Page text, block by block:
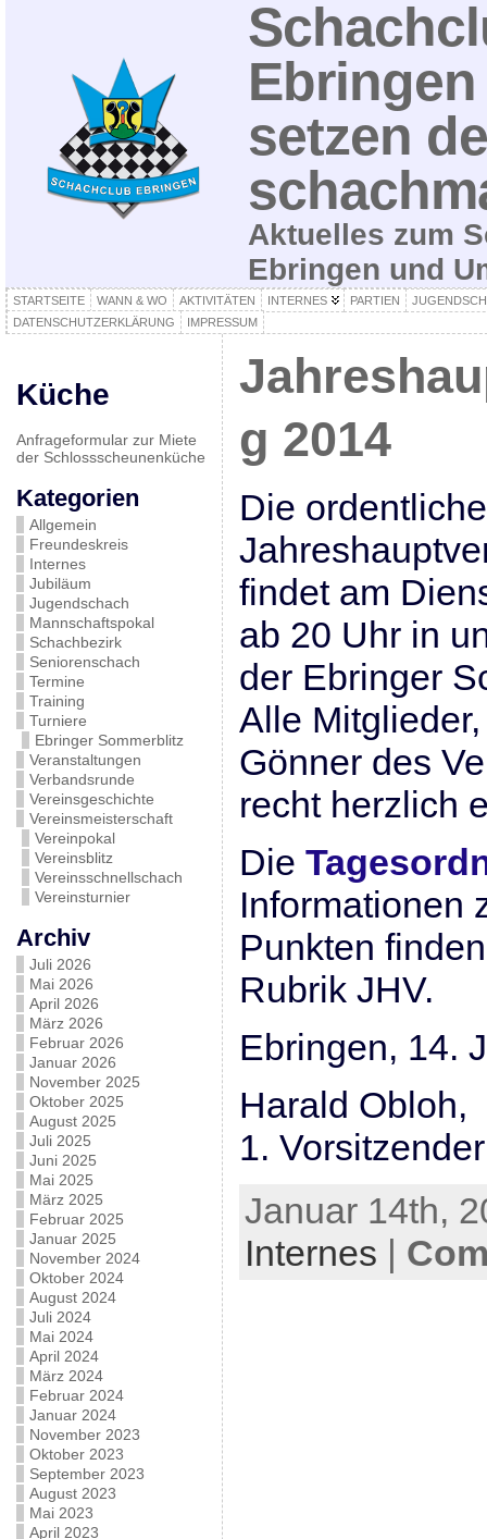
setzen
Aktuelles zum
Ebringen und
STARTSEITE WANN & WO AKTIVITÄTEN INTERNES PARTIEN
DATENSCHUTZERKLÄRUNG
IMPRESSUM
Küche
Anfrageformular zur Miete
der Schlossscheunenküche
Kategorien
Allgemein
Freundeskreis
Internes
Jubiläum
Jugendschach
Mannschaftspokal
Schachbezirk
Seniorenschach
Termine
Training
Turniere
Ebringer Sommerblitz
Veranstaltungen
Verbandsrunde
Vereinsgeschichte
Vereinsmeisterschaft
Vereinpokal
Vereinsblitz
Vereinsschnellschach
Vereinsturnier
Archiv
Juli 2026
Mai 2026
April 2026
März 2026
Februar 2026
Januar 2026
November 2025
Oktober 2025
August 2025
Juli 2025
Juni 2025
Mai 2025
März 2025
Februar 2025
Januar 2025
November 2024
Oktober 2024
August 2024
Juli 2024
Mai 2024
April 2024
März 2024
Februar 2024
Januar 2024
November 2023
Oktober 2023
September 2023
August 2023
Mai 2023
April 2023
g 2014
Die ordentliche
findet am
ab 20 Uhr in
der Ebringer
Alle
Gönner des
recht herzlich
Die
Informationen
Punkten
Rubrik JHV.
Ebringen, 14.
Harald Obloh,
1. Vorsitzender
Januar 14th,
Internes |